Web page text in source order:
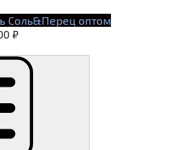
Соль&Перец оптом
₽